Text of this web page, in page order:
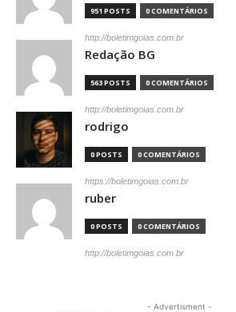
951 POSTS 0 COMENTÁRIOS
http://boletimgoias.com.br
Redação BG
563 POSTS 0 COMENTÁRIOS
http://boletimgoias.com.br
rodrigo
0 POSTS 0 COMENTÁRIOS
https://boletimgoias.com.br
ruber
0 POSTS 0 COMENTÁRIOS
http://boletimgoias.com.br
- Advertisment -